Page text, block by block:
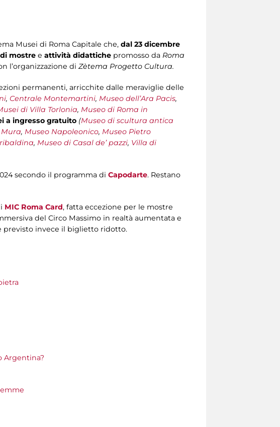
Musei di Roma Capitale che, dal 23 dicembre
mostre e attività didattiche promosso da Roma
l’organizzazione di Zètema Progetto Cultura.
permanenti, arricchite dalle meraviglie delle
, Centrale Montemartini, Museo dell’Ara Pacis,
usei di Villa Torlonia, Museo di Roma in
a ingresso gratuito (Museo di scultura antica
, Museo Napoleonico, Museo Pietro
, Museo di Casal de’ pazzi, Villa di
secondo il programma di Capodarte. Restano
MIC Roma Card, fatta eccezione per le mostre
del Circo Massimo in realtà aumentata e
previsto invece il biglietto ridotto.
Argentina?